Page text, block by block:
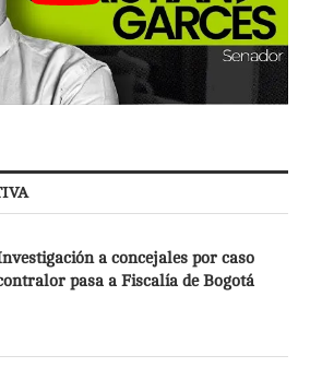
a concejales por caso
pasa a Fiscalía de Bogotá